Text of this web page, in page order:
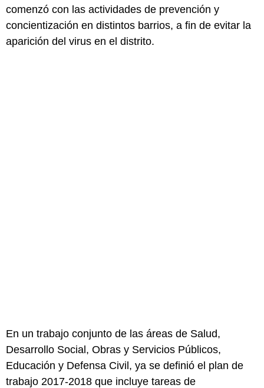
comenzó con las actividades de prevención y
concientización en distintos barrios, a fin de evitar la
aparición del virus en el distrito.
En un trabajo conjunto de las áreas de Salud,
Desarrollo Social, Obras y Servicios Públicos,
Educación y Defensa Civil, ya se definió el plan de
trabajo 2017-2018 que incluye tareas de